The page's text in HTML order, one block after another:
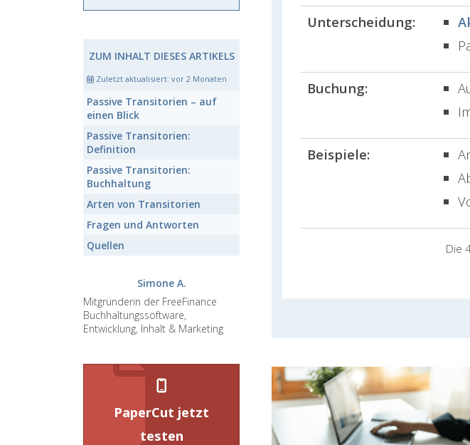
ZUM INHALT DIESES ARTIKELS
Zuletzt aktualisiert: vor 2 Monaten
Passive Transitorien – auf
einen Blick
Passive Transitorien:
Definition
Passive Transitorien:
Buchhaltung
Arten von Transitorien
Fragen und Antworten
Quellen
Simone A.
Mitgründerin der FreeFinance
Buchhaltungssoftware,
Entwicklung, Inhalt & Marketing
PaperCut jetzt
testen
Die
Unterscheidung:
Buchung:
Beispiele: